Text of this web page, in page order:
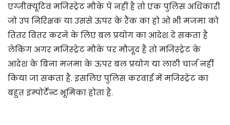
एग्जीक्यूटिव मजिस्ट्रेट मौके पे नहीं है तो एक पुलिस अधिकारी
जो उप निरिक्षक या उससे ऊपर के रैंक का हो ओ भी मजमा को
तितर वितर करने के लिए बल प्रयोग का आदेश दे सकता है
लेकिंग अगर मजिस्ट्रेट मौके पर मौजूद है तो मजिस्ट्रेट के
आदेश के बिना मजमा के ऊपर बल प्रयोग या लाठी चार्ज नहीं
किया जा सकता है. इसलिए पुलिस करवाई में मजिस्ट्रेट का
बहुत इम्पोर्टेन्ट भूमिका होताहै.